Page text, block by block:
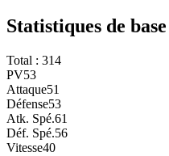
Statistiques de base
Total : 314
PV53
Attaque51
Défense53
Atk. Spé.61
Déf. Spé.56
Vitesse40